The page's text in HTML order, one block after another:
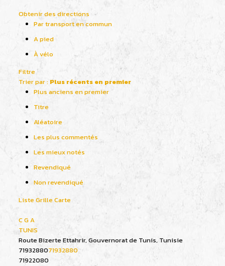
Obtenir des directions
Par transport en commun
A pied
À vélo
Filtre
Trier par : Plus récents en premier
Plus anciens en premier
Titre
Aléatoire
Les plus commentés
Les mieux notés
Revendiqué
Non revendiqué
ListeGrilleCarte
C G A
TUNIS
Route Bizerte Ettahrir, Gouvernorat de Tunis, Tunisie
7193288071932880
71922080